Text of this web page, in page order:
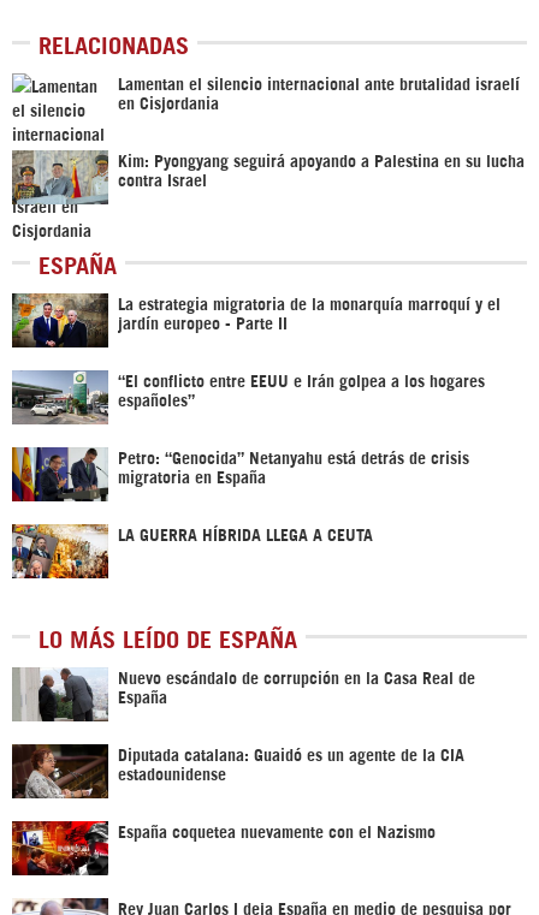
RELACIONADAS
Lamentan el silencio internacional ante brutalidad israelí
en Cisjordania
Kim: Pyongyang seguirá apoyando a Palestina en su lucha
contra Israel
ESPAÑA
La estrategia migratoria de la monarquía marroquí y el
jardín europeo - Parte II
“El conflicto entre EEUU e Irán golpea a los hogares
españoles”
Petro: “Genocida” Netanyahu está detrás de crisis
migratoria en España
LA GUERRA HÍBRIDA LLEGA A CEUTA
LO MÁS LEÍDO DE ESPAÑA
Nuevo escándalo de corrupción en la Casa Real de
España
Diputada catalana: Guaidó es un agente de la CIA
estadounidense
España coquetea nuevamente con el Nazismo
Rey Juan Carlos I deja España en medio de pesquisa por